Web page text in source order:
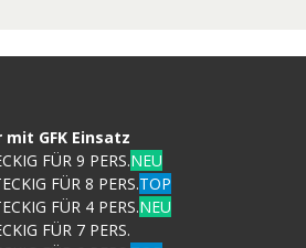
mit GFK Einsatz
FÜR 9 PERS.NEU
FÜR 8 PERS.TOP
FÜR 4 PERS.NEU
FÜR 7 PERS.